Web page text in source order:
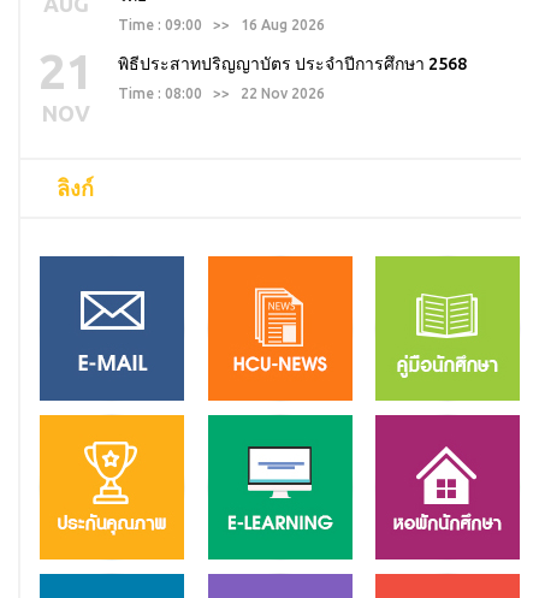
Time : 09:00 >> 16 Aug 2026
21
NOV
พิธีประสาทปริญญาบัตร ประจำปีการศึกษา 2568
Time : 08:00 >> 22 Nov 2026
ลิงก์